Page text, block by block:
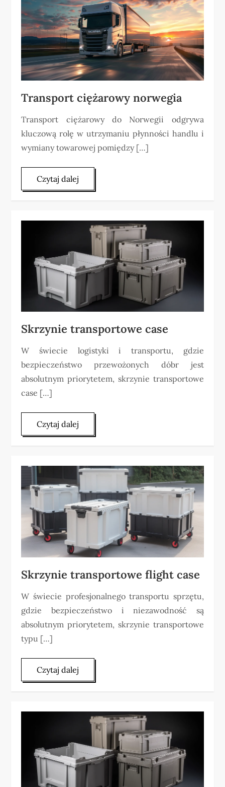
Transport ciężarowy norwegia
Transport ciężarowy do Norwegii odgrywa
kluczową rolę w utrzymaniu płynności handlu i
wymiany towarowej pomiędzy […]
Czytaj dalej
Skrzynie transportowe case
W świecie logistyki i transportu, gdzie
bezpieczeństwo przewożonych dóbr jest
absolutnym priorytetem, skrzynie transportowe
case […]
Czytaj dalej
Skrzynie transportowe flight case
W świecie profesjonalnego transportu sprzętu,
gdzie bezpieczeństwo i niezawodność są
absolutnym priorytetem, skrzynie transportowe
typu […]
Czytaj dalej